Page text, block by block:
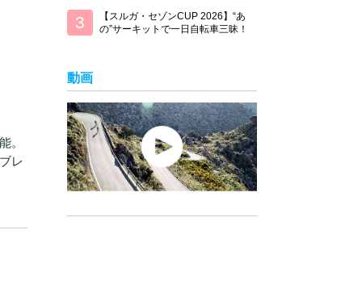
。
レ
【スルガ・セゾンCUP 2026】“あ
の”サーキットで一日自転車三昧！
動画